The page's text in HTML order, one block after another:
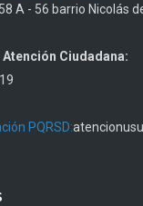
A - 56 barrio Nicolás
Atención Ciudadana:
PQRSD: